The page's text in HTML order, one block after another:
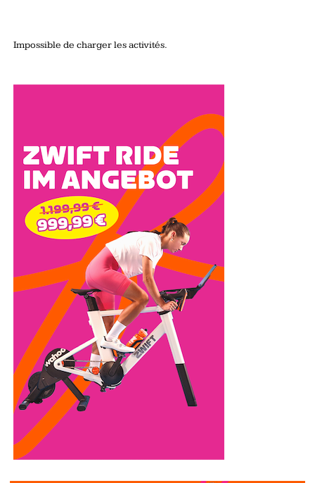
Impossible de charger les activités.